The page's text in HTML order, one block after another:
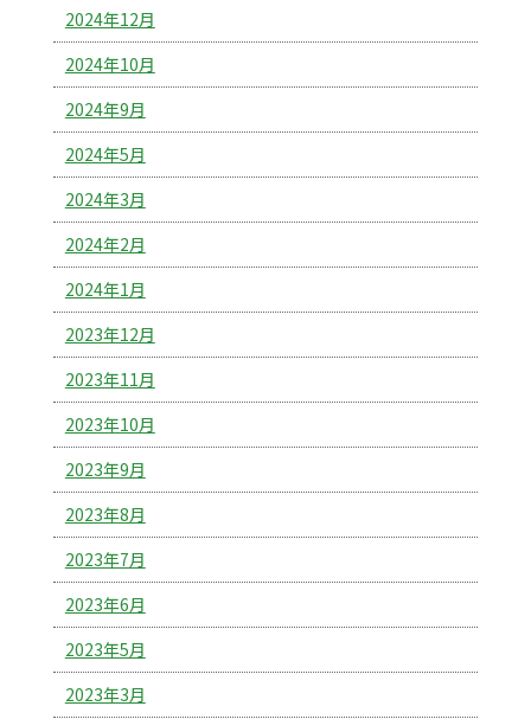
2024年12月
2024年10月
2024年9月
2024年5月
2024年3月
2024年2月
2024年1月
2023年12月
2023年11月
2023年10月
2023年9月
2023年8月
2023年7月
2023年6月
2023年5月
2023年3月